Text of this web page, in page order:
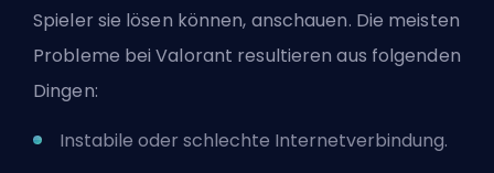
Spieler sie lösen können, anschauen. Die meisten
Probleme bei Valorant resultieren aus folgenden
Dingen:
Instabile oder schlechte Internetverbindung.